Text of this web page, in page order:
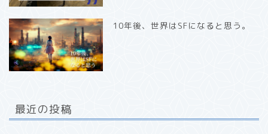
10年後、世界はSFになると思う。
最近の投稿